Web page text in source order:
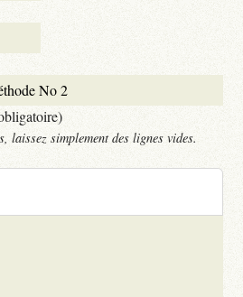
laissez simplement des lignes vides.